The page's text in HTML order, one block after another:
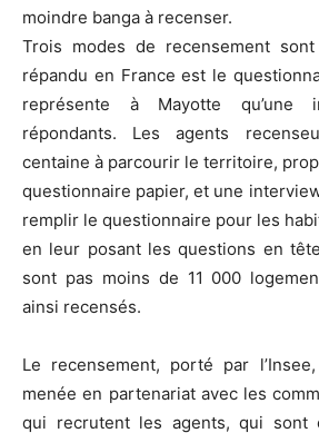
moindre banga à recenser.
Trois modes de recensement
répandu en France est le
représente à Mayotte qu’une
répondants. Les agents
centaine à parcourir le territoire,
questionnaire papier, et une
remplir le questionnaire pour les
en leur posant les questions en
sont pas moins de 11 000
ainsi recensés.
Le recensement, porté par
menée en partenariat avec les
qui recrutent les agents, qui sont